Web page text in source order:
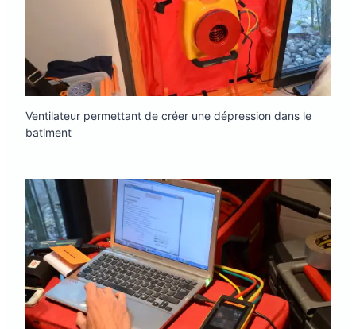
Ventilateur permettant de créer une dépression dans le
batiment